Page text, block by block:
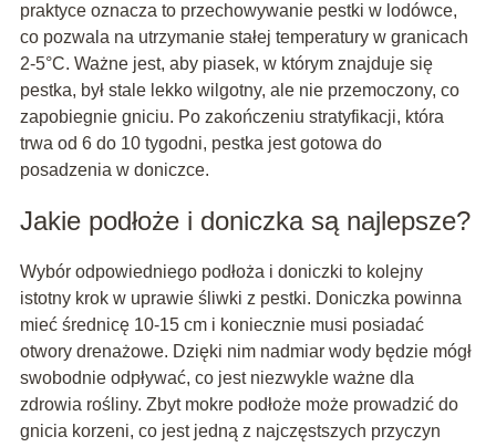
praktyce oznacza to przechowywanie pestki w lodówce,
co pozwala na utrzymanie stałej temperatury w granicach
2-5°C. Ważne jest, aby piasek, w którym znajduje się
pestka, był stale lekko wilgotny, ale nie przemoczony, co
zapobiegnie gniciu. Po zakończeniu stratyfikacji, która
trwa od 6 do 10 tygodni, pestka jest gotowa do
posadzenia w doniczce.
Jakie podłoże i doniczka są najlepsze?
Wybór odpowiedniego podłoża i doniczki to kolejny
istotny krok w uprawie śliwki z pestki. Doniczka powinna
mieć średnicę 10-15 cm i koniecznie musi posiadać
otwory drenażowe. Dzięki nim nadmiar wody będzie mógł
swobodnie odpływać, co jest niezwykle ważne dla
zdrowia rośliny. Zbyt mokre podłoże może prowadzić do
gnicia korzeni, co jest jedną z najczęstszych przyczyn